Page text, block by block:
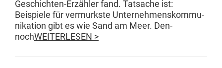
Geschicht­en-Erzäh­ler fand. Tat­sache ist:
Beispiele für ver­murk­ste Unternehmen­skom­mu­
nika­tion gibt es wie Sand am Meer. Den­
nochWEITERLESEN >